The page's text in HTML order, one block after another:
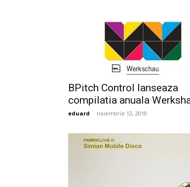
BPitch Control lanseaza
compilatia anuala
eduard - noiembrie 12, 2010